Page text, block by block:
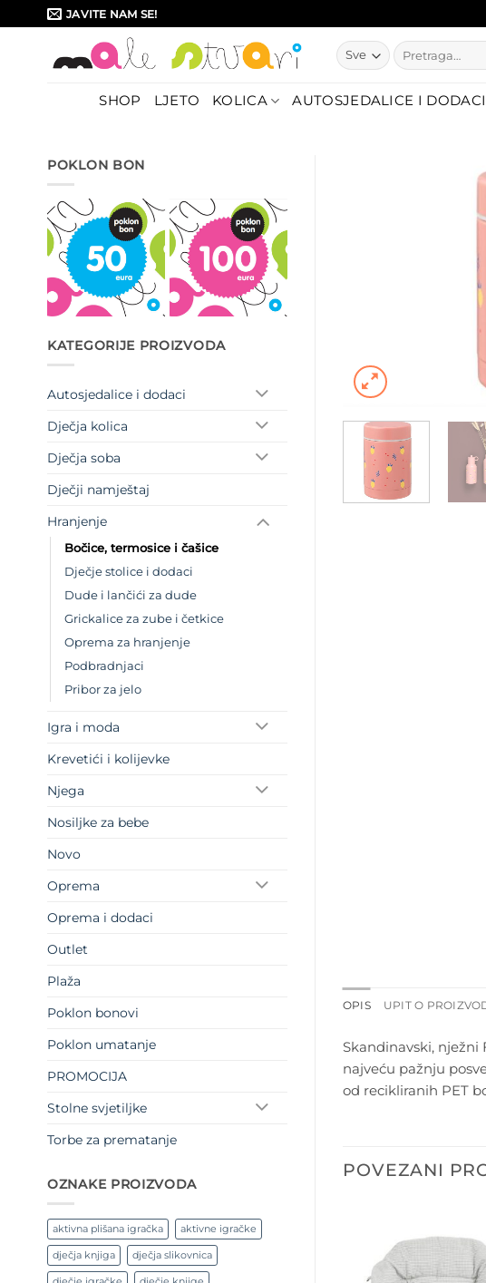
to
JAVITE NAM SE!
Pretraži:
SHOP LJETO KOLICA AUTOSJEDALICE I DODACI
POKLON BON
KATEGORIJE PROIZVODA
Autosjedalice i dodaci
Dječja kolica
Dječja soba
Dječji namještaj
Hranjenje
Bočice, termosice i čašice
Dječje stolice i dodaci
Dude i lančići za dude
Grickalice za zube i četkice
Oprema za hranjenje
Podbradnjaci
Pribor za jelo
Igra i moda
Krevetići i kolijevke
Njega
Nosiljke za bebe
Novo
Oprema
Oprema i dodaci
Outlet
Plaža
Poklon bonovi
Poklon umatanje
PROMOCIJA
Stolne svjetiljke
Torbe za prematanje
OZNAKE PROIZVODA
aktivna plišana igračka aktivne igračke
dječja knjiga dječja slikovnica
OPIS UPIT O
Skandinavski,
najveću pažnju
od recikliranih PET
POVEZANI